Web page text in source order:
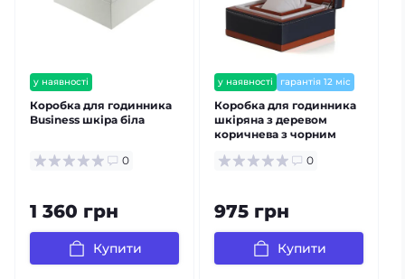
у наявності
залишилось мало
Коробка для годинника
Business шкіра біла
0
1 360 грн
Купити
у наявності гарантія 12 міс
Коробка для годинника
шкіряна з деревом
коричнева з чорним
0
975 грн
Купити